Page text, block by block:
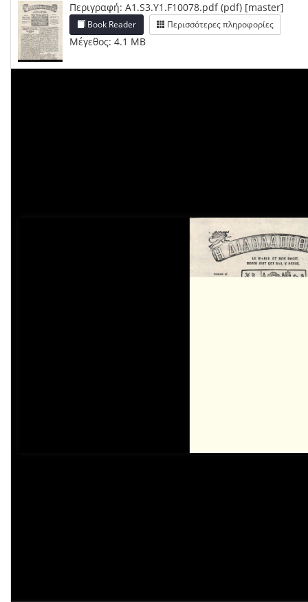
Περιγραφή: A1.S3.Y1.F10078.pdf (pdf) [master]
Book Reader Περισσότερες πληροφορίες
Μέγεθος: 4.1 MB